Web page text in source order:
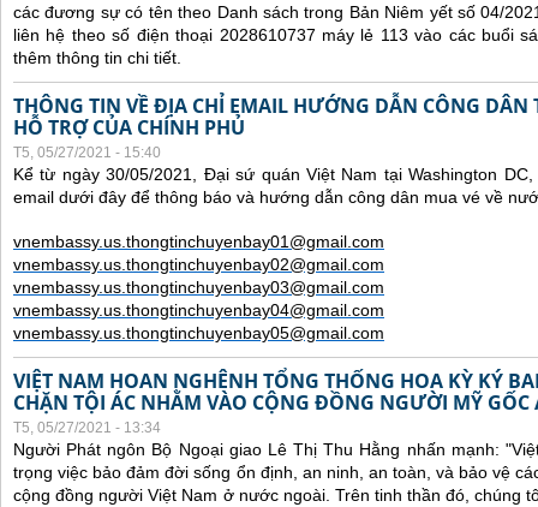
các đương sự có tên theo Danh sách trong Bản Niêm yết số 04/
liên hệ theo số điện thoại 2028610737 máy lẻ 113 vào các buổi
thêm thông tin chi tiết.
THÔNG TIN VỀ ĐỊA CHỈ EMAIL HƯỚNG DẪN CÔNG DÂN
HỖ TRỢ CỦA CHÍNH PHỦ
T5, 05/27/2021 - 15:40
Kể từ ngày 30/05/2021, Đại sứ quán Việt Nam tại Washington
email dưới đây để thông báo và hướng dẫn công dân mua vé về
vnembassy.us.thongtinchuyenbay01@gmail.com
vnembassy.us.thongtinchuyenbay02@gmail.com
vnembassy.us.thongtinchuyenbay03@gmail.com
vnembassy.us.thongtinchuyenbay04@gmail.com
vnembassy.us.thongtinchuyenbay05@gmail.com
VIỆT NAM HOAN NGHÊNH TỔNG THỐNG HOA KỲ KÝ
CHẶN TỘI ÁC NHẰM VÀO CỘNG ĐỒNG NGƯỜI MỸ GỐC
T5, 05/27/2021 - 13:34
Người Phát ngôn Bộ Ngoại giao Lê Thị Thu Hằng nhấn mạnh:
trọng việc bảo đảm đời sống ổn định, an ninh, an toàn, và bảo vệ
cộng đồng người Việt Nam ở nước ngoài. Trên tinh thần đó, chúng